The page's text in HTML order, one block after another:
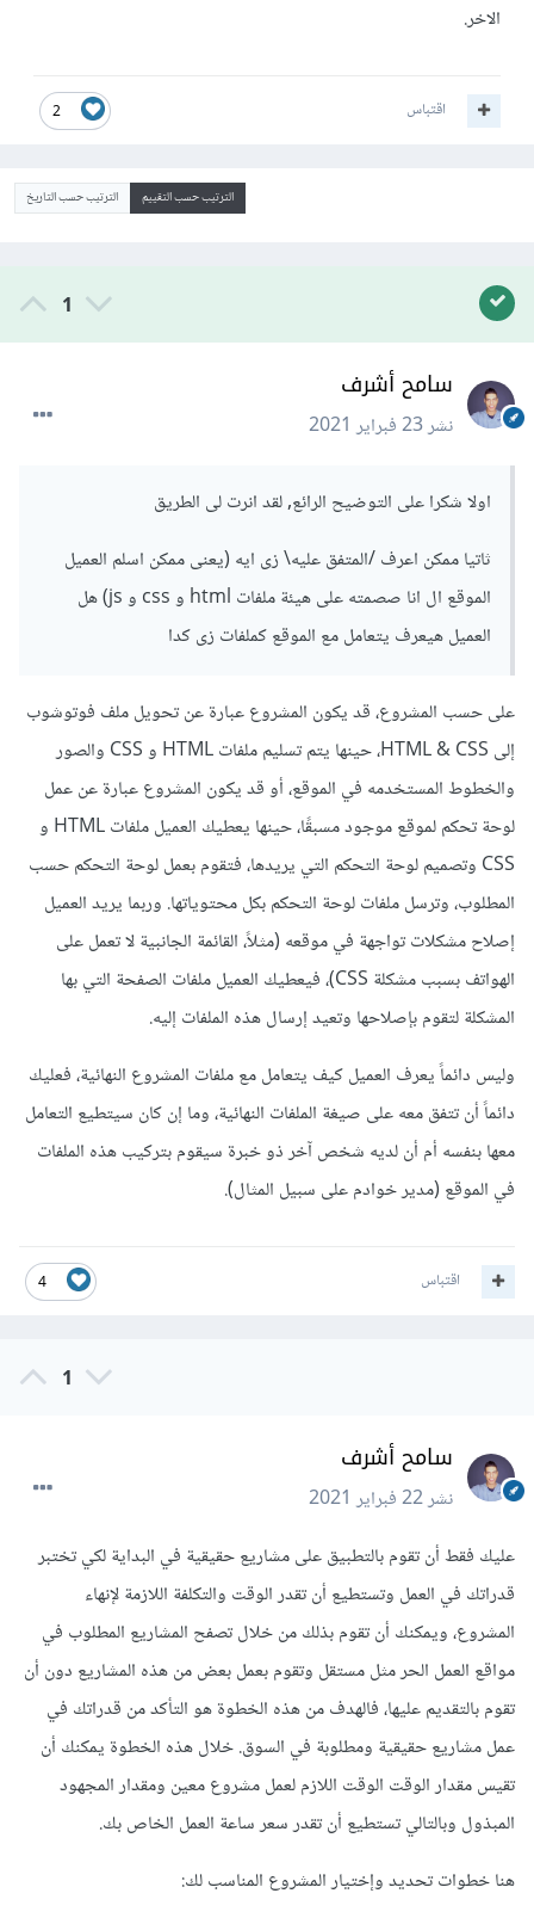
الاخر.
2 اقتباس
الترتيب حسب التقييم الترتيب حسب التاريخ
1
سامح أشرف
نشر23 فبراير 2021
اولا شكرا على التوضيح الرائع, لقد انرت لى الطريق
ثاتيا ممكن اعرف /المتفق عليه\ زى ايه (يعنى ممكن اسلم العميل
الموقع ال انا صصمته على هيئة ملفات html و css و js) هل
العميل هيعرف يتعامل مع الموقع كملفات زى كدا
على حسب المشروع، قد يكون المشروع عبارة عن تحويل ملف فوتوشوب
إلى HTML & CSS، حينها يتم تسليم ملفات HTML و CSS والصور
والخطوط المستخدمه في الموقع، أو قد يكون المشروع عبارة عن عمل
لوحة تحكم لموقع موجود مسبقًا، حينها يعطيك العميل ملفات HTML و
CSS وتصميم لوحة التحكم التي يريدها، فتقوم بعمل لوحة التحكم حسب
المطلوب، وترسل ملفات لوحة التحكم بكل محتوياتها. وربما يريد العميل
إصلاح مشكلات تواجهة في موقعه (مثلاً، القائمة الجانبية لا تعمل على
الهواتف بسبب مشكلة CSS)، فيعطيك العميل ملفات الصفحة التي بها
المشكلة لتقوم بإصلاحها وتعيد إرسال هذه الملفات إليه.
وليس دائماً يعرف العميل كيف يتعامل مع ملفات المشروع النهائية، فعليك
دائماً أن تتفق معه على صيغة الملفات النهائية، وما إن كان سيتطيع التعامل
معها بنفسه أم أن لديه شخص آخر ذو خبرة سيقوم بتركيب هذه الملفات
في الموقع (مدير خوادم على سبيل المثال).
4 اقتباس
1
سامح أشرف
نشر22 فبراير 2021
عليك فقط أن تقوم بالتطبيق على مشاريع حقيقية في البداية لكي تختبر
قدراتك في العمل وتستطيع أن تقدر الوقت والتكلفة اللازمة لإنهاء
المشروع، ويمكنك أن تقوم بذلك من خلال تصفح المشاريع المطلوب في
مواقع العمل الحر مثل مستقل وتقوم بعمل بعض من هذه المشاريع دون أن
تقوم بالتقديم عليها، فالهدف من هذه الخطوة هو التأكد من قدراتك في
عمل مشاريع حقيقية ومطلوبة في السوق. خلال هذه الخطوة يمكنك أن
تقيس مقدار الوقت الوقت اللازم لعمل مشروع معين ومقدار المجهود
المبذول وبالتالي تستطيع أن تقدر سعر ساعة العمل الخاص بك.
هنا خطوات تحديد وإختيار المشروع المناسب لك: